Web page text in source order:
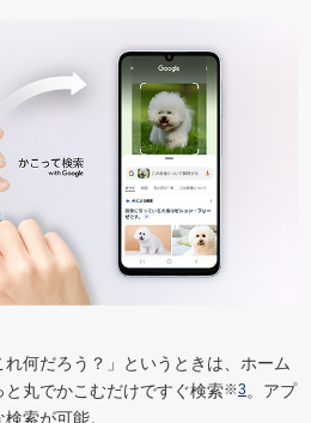
何だろう？」というときは、ホーム
丸でかこむだけですぐ検索※3。アプ
索が可能。